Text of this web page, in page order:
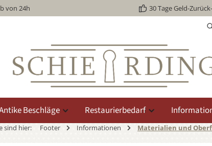
von 24h 30 Tage Geld-
Beschläge Restaurierbedarf
sind hier: Footer Informationen Materialien und